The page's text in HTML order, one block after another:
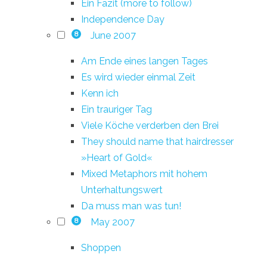
Ein Fazit (more to follow)
Independence Day
8 June 2007
Am Ende eines langen Tages
Es wird wieder einmal Zeit
Kenn ich
Ein trauriger Tag
Viele Köche verderben den Brei
They should name that hairdresser
»Heart of Gold«
Mixed Metaphors mit hohem
Unterhaltungswert
Da muss man was tun!
8 May 2007
Shoppen